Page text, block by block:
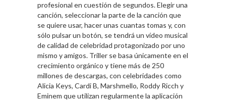
profesional en cuestión de segundos. Elegir una
canción, seleccionar la parte de la canción que
se quiere usar, hacer unas cuantas tomas y, con
sólo pulsar un botón, se tendrá un vídeo musical
de calidad de celebridad protagonizado por uno
mismo y amigos. Triller se basa únicamente en el
crecimiento orgánico y tiene más de 250
millones de descargas, con celebridades como
Alicia Keys, Cardi B, Marshmello, Roddy Ricch y
Eminem que utilizan regularmente la aplicación